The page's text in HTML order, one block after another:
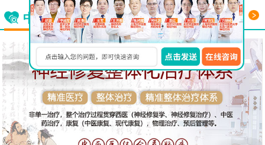
中西医结合看脑病 更多